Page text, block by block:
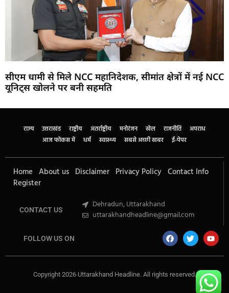
सीएम धामी से मिले NCC महानिदेशक, सीमांत क्षेत्रों में नई NCC
यूनिट्स खोलने पर बनी सहमति
राज्य उत्तराखंड राष्ट्रीय अंतर्राष्ट्रीय मनोरंजन खेल राजनीति
अपराध
आज फोकस में
धर्म स्वास्थ्य सबसे अच्छी खबर ई-पेपर
Home About us Disclaimer Privacy Policy Contact Info
Register
CONTACT US
Dehradun, Uttarakhand
uttarakhandheadline@gmail.com
FOLLOW US ON
Copyright 2026 Uttarakhand Headline. All rights reserved.